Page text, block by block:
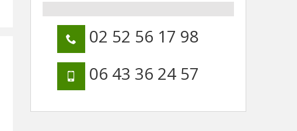
02 52 56 17 98
06 43 36 24 57